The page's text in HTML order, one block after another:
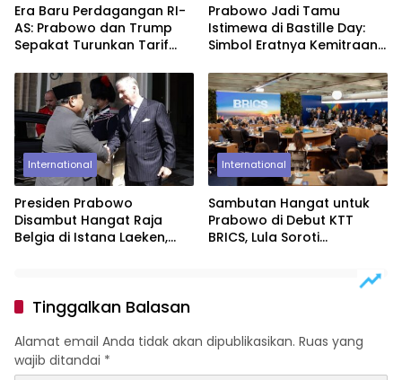
Era Baru Perdagangan RI-
AS: Prabowo dan Trump
Sepakat Turunkan Tarif
Prabowo Jadi Tamu
Istimewa di Bastille Day:
Simbol Eratnya Kemitraan
International
Presiden Prabowo
Disambut Hangat Raja
Belgia di Istana Laeken,
International
Sambutan Hangat untuk
Prabowo di Debut KTT
BRICS, Lula Soroti
Tinggalkan Balasan
Alamat email Anda tidak akan dipublikasikan. Ruas yang
wajib ditandai *